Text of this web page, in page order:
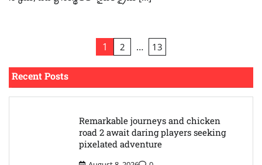
pagination
1 2 … 13
Recent Posts
Remarkable journeys and chicken
road 2 await daring players seeking
pixelated adventure